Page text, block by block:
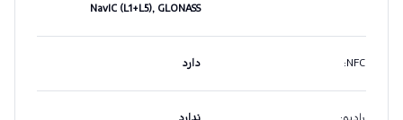
NavIC (L1+L5), GLONASS
NFC
: دارد